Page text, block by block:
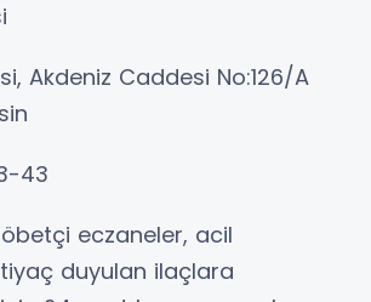
Akdeniz Caddesi No:126/A
43
eczaneler, acil
duyulan ilaçlara